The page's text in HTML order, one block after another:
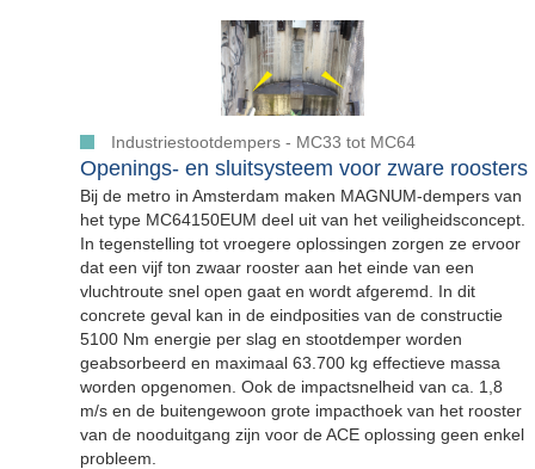
Industriestootdempers - MC33 tot MC64
Openings- en sluitsysteem voor zware roosters
Bij de metro in Amsterdam maken MAGNUM-dempers van
het type MC64150EUM deel uit van het veiligheidsconcept.
In tegenstelling tot vroegere oplossingen zorgen ze ervoor
dat een vijf ton zwaar rooster aan het einde van een
vluchtroute snel open gaat en wordt afgeremd. In dit
concrete geval kan in de eindposities van de constructie
5100 Nm energie per slag en stootdemper worden
geabsorbeerd en maximaal 63.700 kg effectieve massa
worden opgenomen. Ook de impactsnelheid van ca. 1,8
m/s en de buitengewoon grote impacthoek van het rooster
van de nooduitgang zijn voor de ACE oplossing geen enkel
probleem.